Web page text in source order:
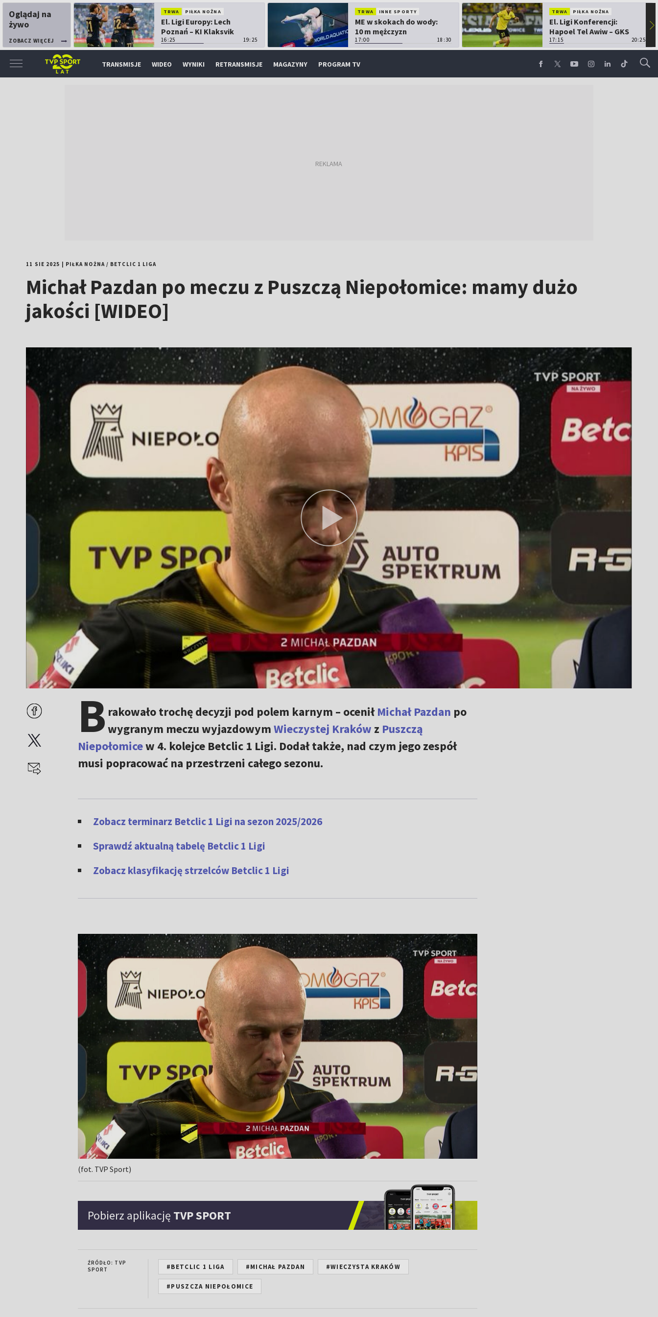
Oglądaj na
żywo
ZOBACZ WIĘCEJ
TRWA PIŁKA NOŻNA
El. Ligi Europy: Lech
Poznań – KI Klaksvik
16:25 19:25
TRWA INNE SPORTY
ME w skokach do wody:
10 m mężczyzn
17:00 18:30
TRWA PIŁKA NOŻNA
El. Ligi Konferencji:
Hapoel Tel Awiw – GKS
Katowice
17:15 20:25
▶
TRANSMISJE WIDEO WYNIKI RETRANSMISJE MAGAZYNY PROGRAM TV
11 SIE 2025 PIŁKA NOŻNA/ BETCLIC 1 LIGA
Michał Pazdan po meczu z Puszczą Niepołomice: mamy dużo
jakości [WIDEO]
B rakowało trochę decyzji pod polem karnym – oceniłMichał Pazdan po
wygranym meczu wyjazdowymWieczystej Kraków z Puszczą
Niepołomicew 4. kolejce Betclic 1 Ligi. Dodał także, nad czym jego zespół
musi popracować na przestrzeni całego sezonu.
Zobacz terminarz Betclic 1 Ligi na sezon 2025/2026
Sprawdź aktualną tabelę Betclic 1 Ligi
Zobacz klasyfikację strzelców Betclic 1 Ligi
(fot. TVP Sport)
Pobierz aplikację TVP SPORT
ŹRÓDŁO: TVP
SPORT
#BETCLIC 1 LIGA #MICHAŁ PAZDAN #WIECZYSTA KRAKÓW
#PUSZCZA NIEPOŁOMICE